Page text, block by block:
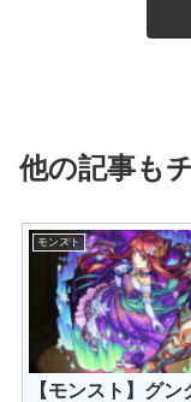
他の記事も
モンスト
【モンスト】グ